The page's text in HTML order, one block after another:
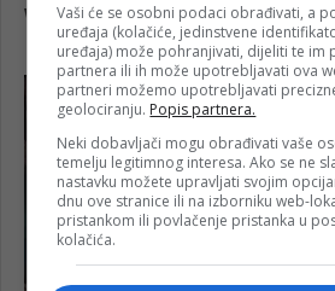
Vaši će se osobni podaci obrađivati, a
uređaja (kolačiće, jedinstvene
uređaja) može pohranjivati, dijeliti te im
partnera ili ih može upotrebljavati ova
partneri možemo upotrebljavati
geolociranju. Popis partnera.
Neki dobavljači mogu obrađivati vaše
temelju legitimnog interesa. Ako se ne
nastavku možete upravljati svojim
dnu ove stranice ili na izborniku web-
pristankom ili povlačenje pristanka u
kolačića.